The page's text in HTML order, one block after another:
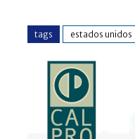
tags estados unidos